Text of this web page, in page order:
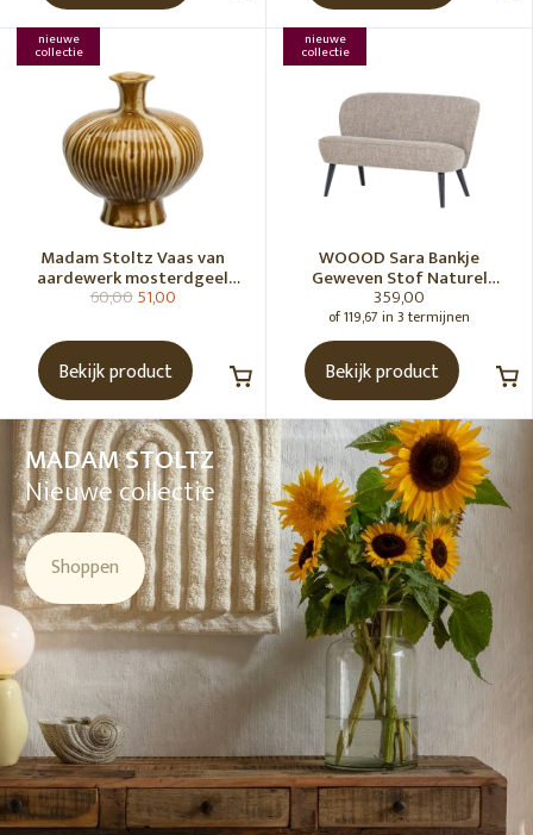
nieuwe
collectie
Madam Stoltz Vaas van
aardewerk mosterdgeel
naturel
60,0051,00
Bekijk product
nieuwe
collectie
WOOOD Sara Bankje
Geweven Stof Naturel
Melange [Fsc]
359,00
of 119,67 in 3 termijnen
Bekijk product
MADAM STOLTZ
Nieuwe collectie
Shoppen